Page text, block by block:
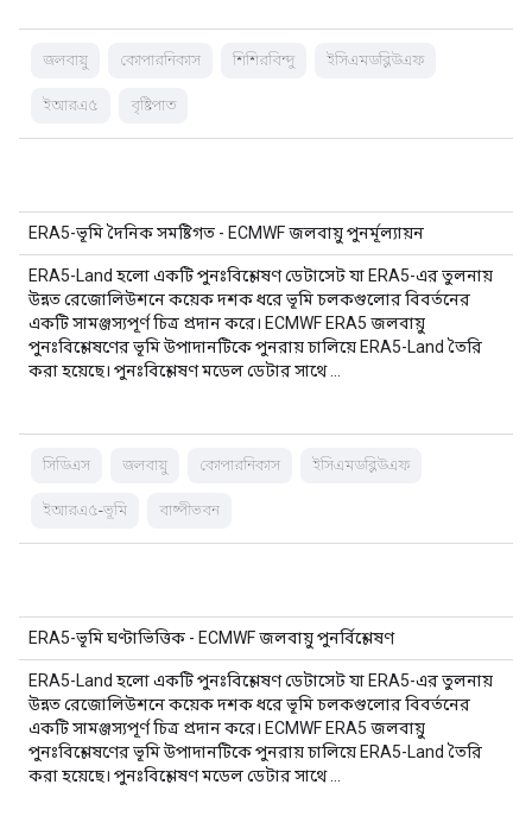
জলবায়ু কোপারনিকাস শিশিরবিন্দু ইসিএমডব্লিউএফ
ইআরএ৫ বৃষ্টিপাত
ERA5-ভূমি দৈনিক সমষ্টিগত - ECMWF জলবায়ু পুনর্মূল্যায়ন
ERA5-Land হলো একটি পুনঃবিশ্লেষণ ডেটাসেট যা ERA5-এর তুলনায়
উন্নত রেজোলিউশনে কয়েক দশক ধরে ভূমি চলকগুলোর বিবর্তনের
একটি সামঞ্জস্যপূর্ণ চিত্র প্রদান করে। ECMWF ERA5 জলবায়ু
পুনঃবিশ্লেষণের ভূমি উপাদানটিকে পুনরায় চালিয়ে ERA5-Land তৈরি
করা হয়েছে। পুনঃবিশ্লেষণ মডেল ডেটার সাথে …
সিডিএস জলবায়ু কোপারনিকাস ইসিএমডব্লিউএফ
ইআরএ৫-ভূমি বাষ্পীভবন
ERA5-ভূমি ঘণ্টাভিত্তিক - ECMWF জলবায়ু পুনর্বিশ্লেষণ
ERA5-Land হলো একটি পুনঃবিশ্লেষণ ডেটাসেট যা ERA5-এর তুলনায়
উন্নত রেজোলিউশনে কয়েক দশক ধরে ভূমি চলকগুলোর বিবর্তনের
একটি সামঞ্জস্যপূর্ণ চিত্র প্রদান করে। ECMWF ERA5 জলবায়ু
পুনঃবিশ্লেষণের ভূমি উপাদানটিকে পুনরায় চালিয়ে ERA5-Land তৈরি
করা হয়েছে। পুনঃবিশ্লেষণ মডেল ডেটার সাথে …